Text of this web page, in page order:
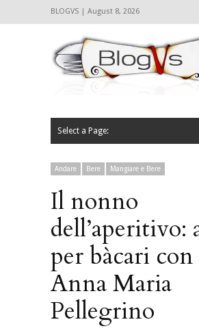
BLOGVS | August 8, 2026
Select a Page:
Andare Bere Mangiare e Bere
Il nonno
dell’aperitivo:
per bàcari con
Anna Maria
Pellegrino